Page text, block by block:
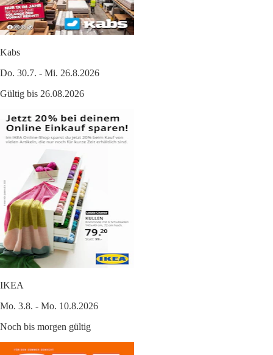
Kabs
Do. 30.7. - Mi. 26.8.2026
Gültig bis 26.08.2026
IKEA
Mo. 3.8. - Mo. 10.8.2026
Noch bis morgen gültig